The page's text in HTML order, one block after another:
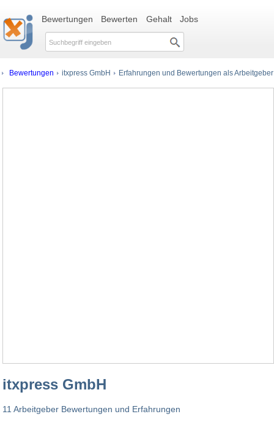
Bewertungen Bewerten Gehalt Jobs
Bewertungen itxpress GmbH Erfahrungen und Bewertungen als Arbeitgeber
itxpress GmbH
11 Arbeitgeber Bewertungen und Erfahrungen